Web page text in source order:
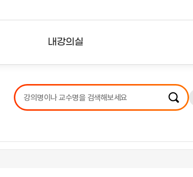
내강의실
강의리스트
수강확인증강의